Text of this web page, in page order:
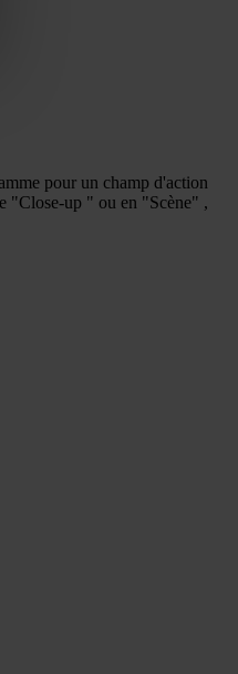
pour un champ d'action
"Close-up " ou en "Scène" ,